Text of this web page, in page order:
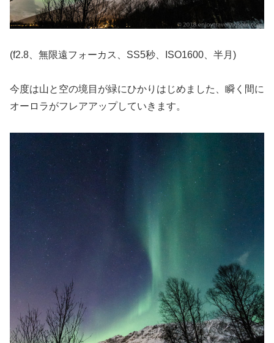
(f2.8、無限遠フォーカス、SS5秒、ISO1600、半月)
今度は山と空の境目が緑にひかりはじめました、瞬く間に
オーロラがフレアアップしていきます。